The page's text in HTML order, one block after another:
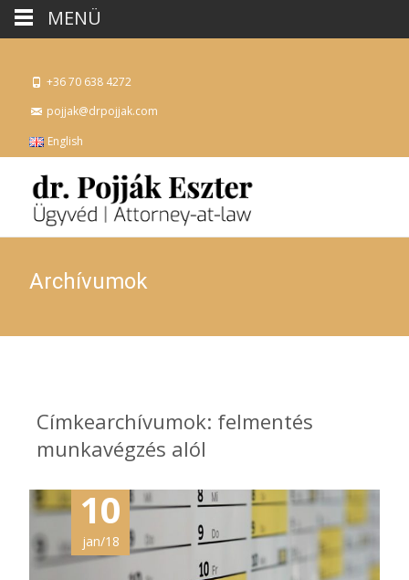
+36 70 638 4272
pojjak@drpojjak.com
English
Archívumok
Címkearchívumok: felmentés
munkavégzés alól
10
jan/18
MENÜ